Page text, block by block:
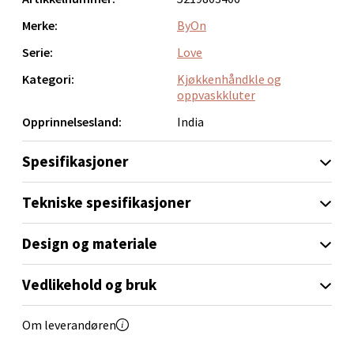
Merke:
ByOn
Serie:
Love
Kategori:
Kjøkkenhåndkle og
oppvaskkluter
Opprinnelsesland:
India
Spesifikasjoner
Tekniske spesifikasjoner
Design og materiale
Vedlikehold og bruk
Om leverandøren
Sandvika - Thon Senter Sandvika
Brodtkorbsgate 7, 1338 Sandvika
Åpent i dag 10-21
0 i butikk
Bergen - Thon Senter Sartor
Sartorvegen 12, 5353 Straume
Åpent i dag 10-21